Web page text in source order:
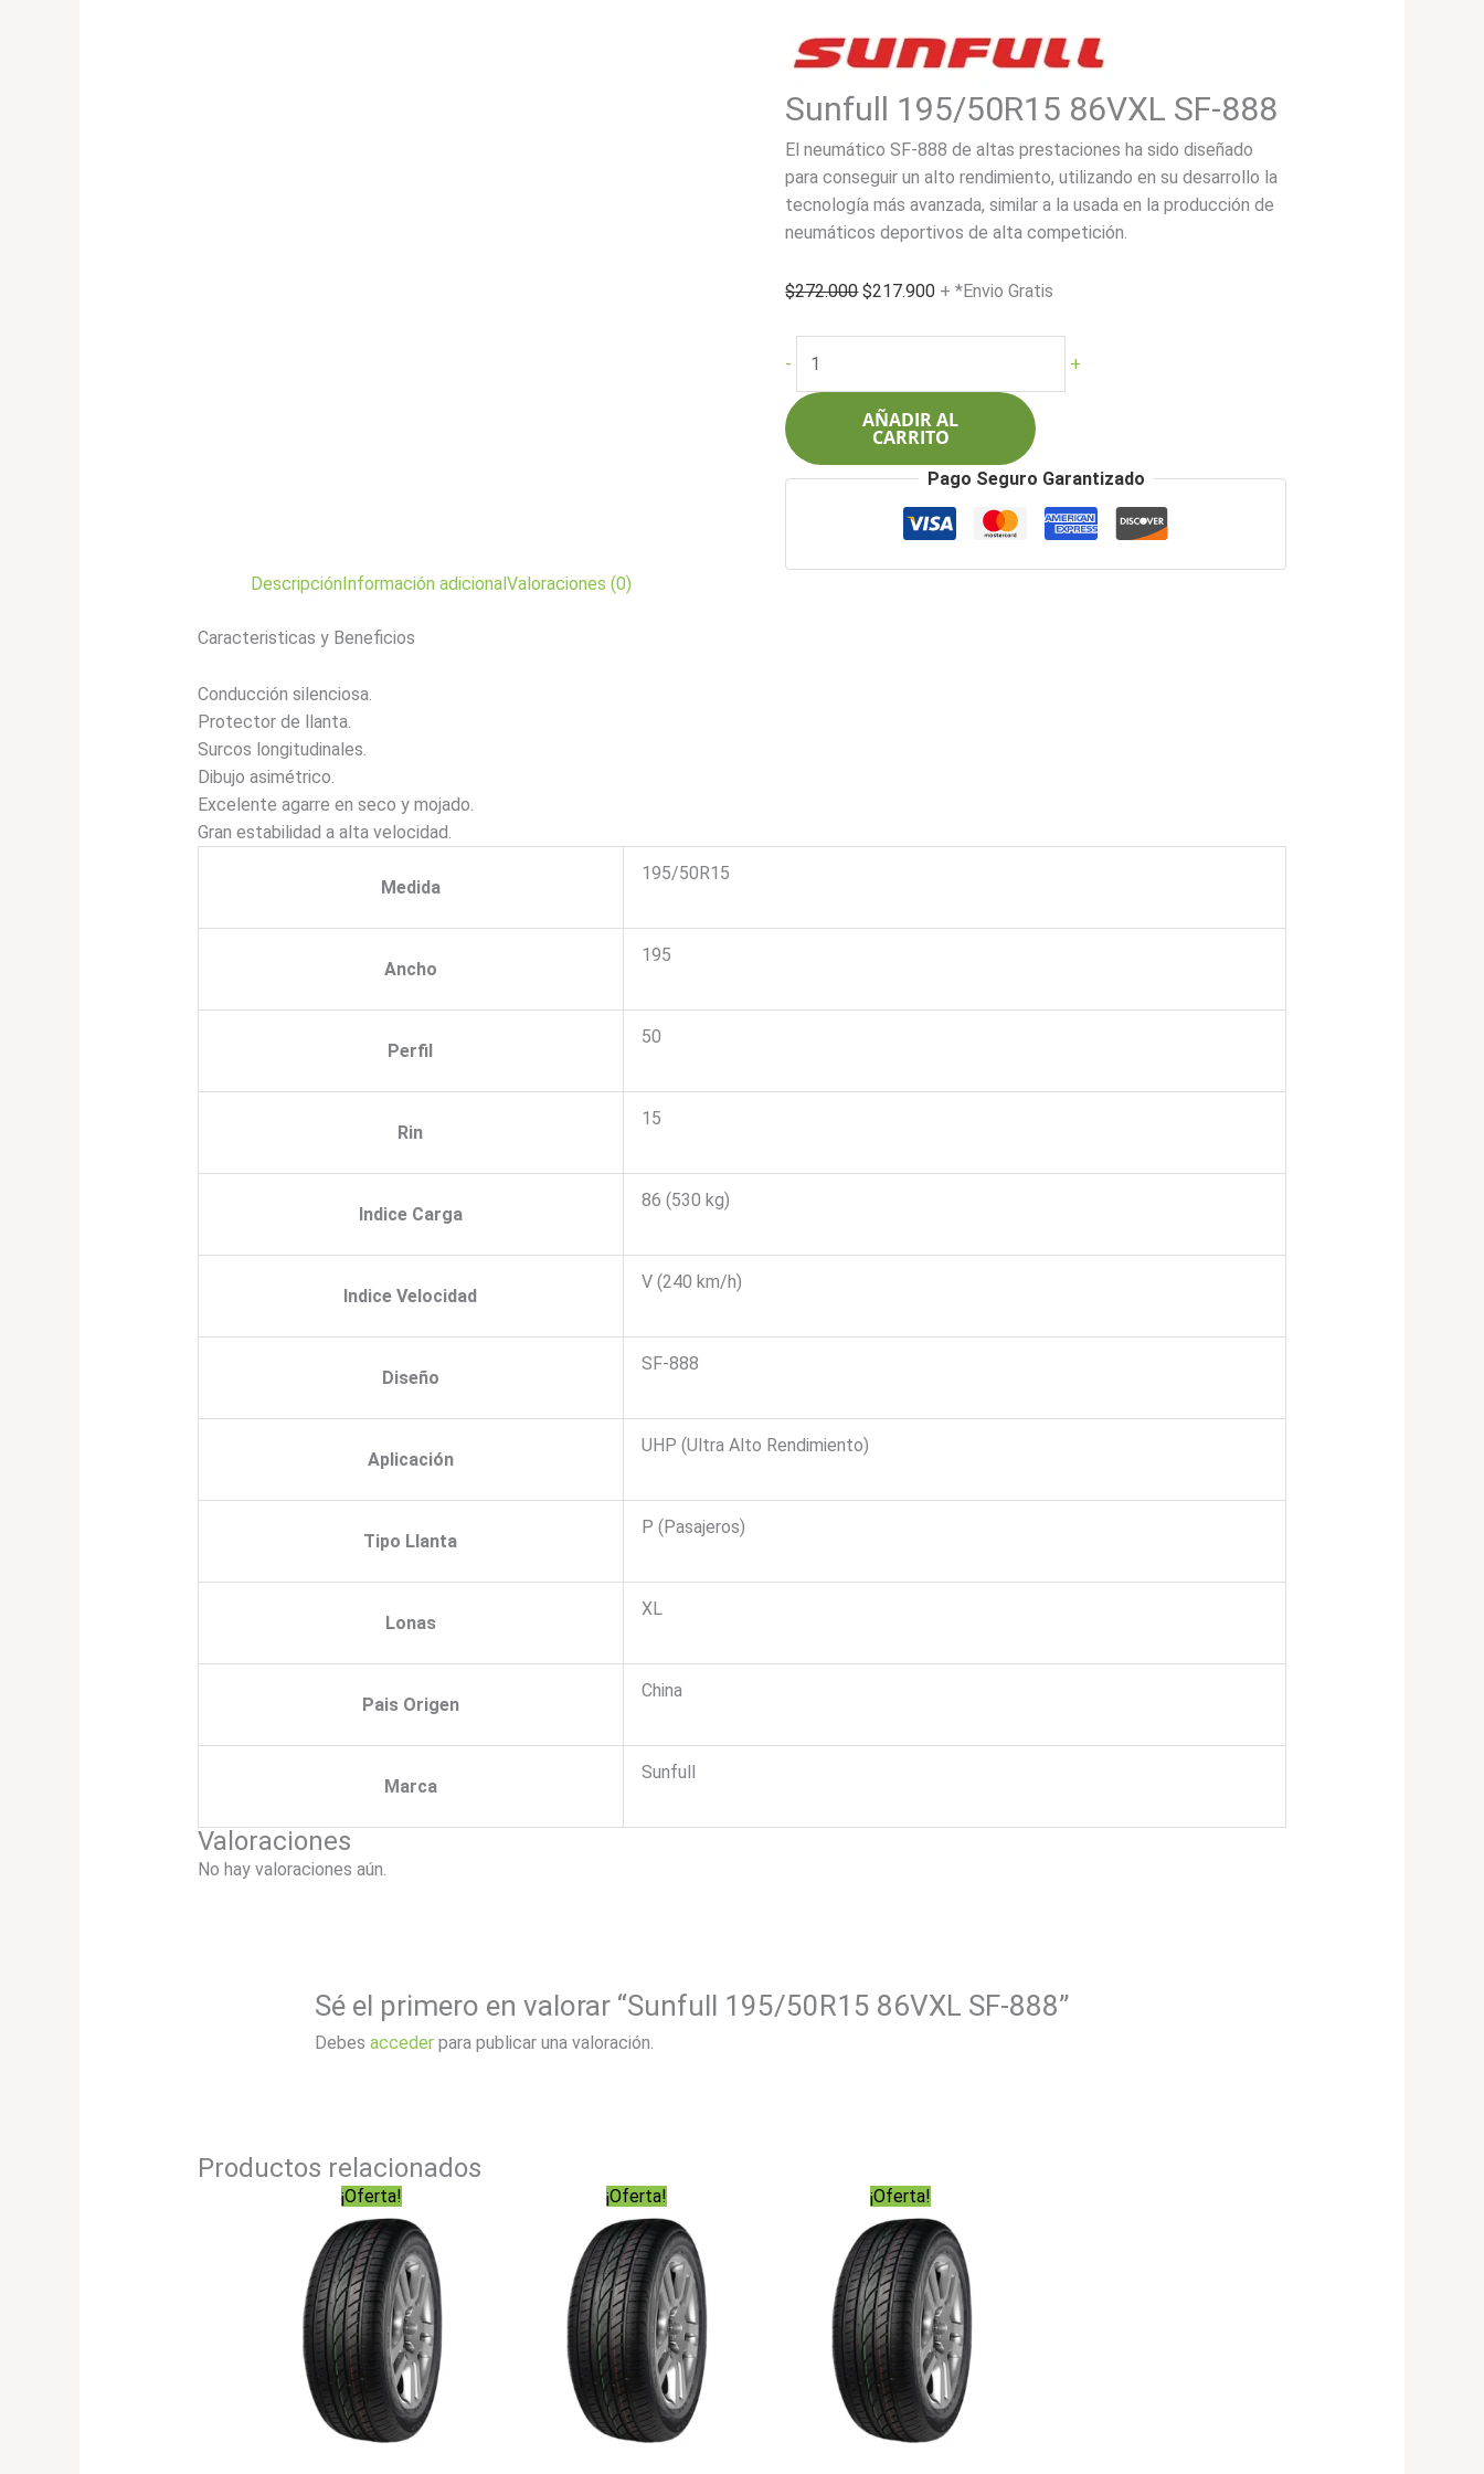
Sunfull 195/50R15 86VXL SF-888
El neumático SF-888 de altas prestaciones ha sido diseñado
para conseguir un alto rendimiento, utilizando en su desarrollo la
tecnología más avanzada, similar a la usada en la producción de
neumáticos deportivos de alta competición.
$272.000El
$217.900El
$217.900.
+ *Envio Gratis
-
195/50R15
86VXL
888
+
AÑADIR AL
CARRITO
Pago Seguro Garantizado
Descripción Información adicional Valoraciones (0)
Caracteristicas y Beneficios
Conducción silenciosa.
Protector de llanta.
Surcos longitudinales.
Dibujo asimétrico.
Excelente agarre en seco y mojado.
Gran estabilidad a alta velocidad.
Medida
195/50R15
Ancho
195
Perfil
50
Rin
15
Indice Carga
86 (530 kg)
Indice Velocidad
V (240 km/h)
Diseño
SF-888
Aplicación
UHP (Ultra Alto Rendimiento)
Tipo Llanta
P (Pasajeros)
Lonas
XL
Pais Origen
China
Marca
Sunfull
Valoraciones
No hay valoraciones aún.
Sé el primero en valorar “Sunfull 195/50R15 86VXL SF-888”
Debesacceder para publicar una valoración.
Productos relacionados
¡Oferta! ¡Oferta! ¡Oferta!